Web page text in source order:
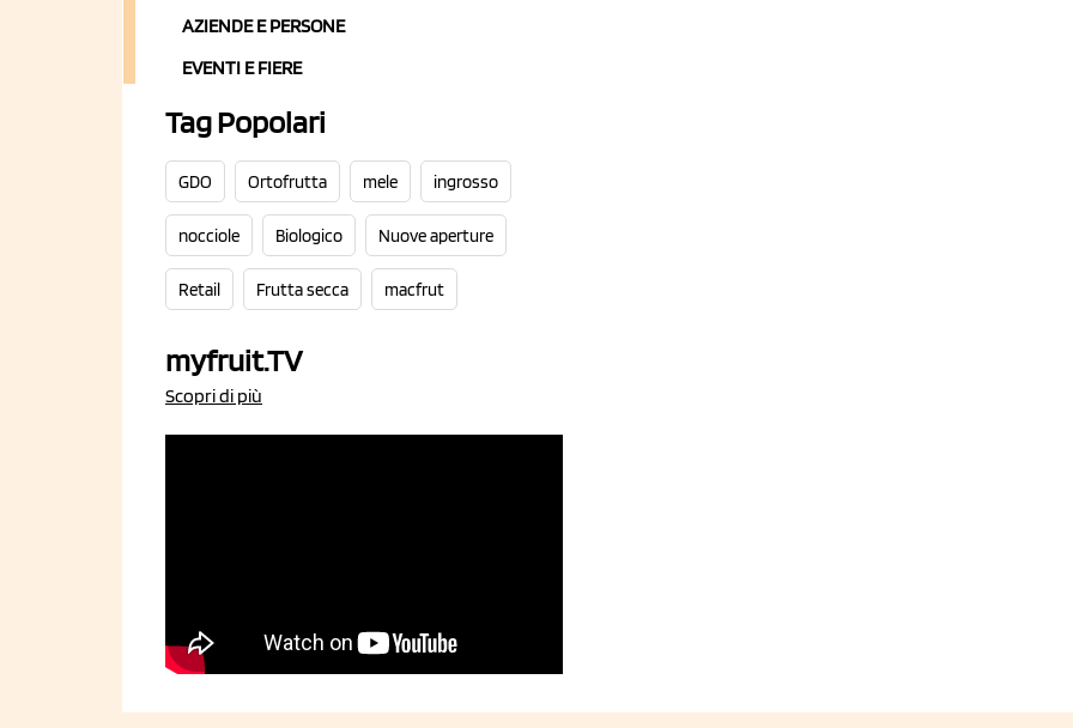
AZIENDE E PERSONE
EVENTI E FIERE
Tag Popolari
GDO Ortofrutta mele ingrosso
nocciole Biologico Nuove aperture
Retail Frutta secca macfrut
myfruit.TV
Scopri di più